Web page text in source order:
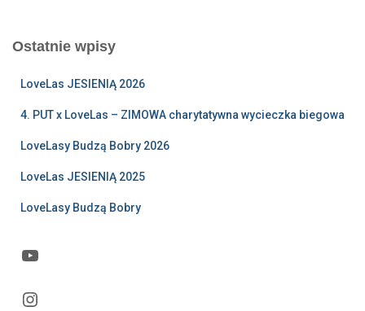
jOstatnie wpisy
LoveLas JESIENIĄ 2026
4. PUT x LoveLas – ZIMOWA charytatywna wycieczka biegowa
LoveLasy Budzą Bobry 2026
LoveLas JESIENIĄ 2025
LoveLasy Budzą Bobry
YouTube
Instagram